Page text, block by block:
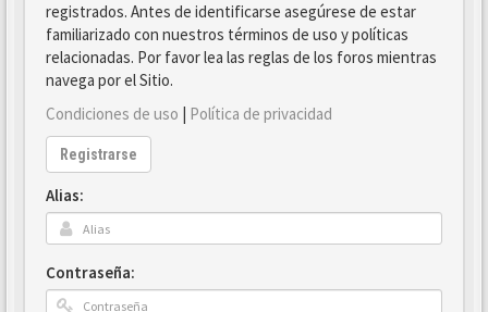
registrados. Antes de identificarse asegúrese de estar
familiarizado con nuestros términos de uso y políticas
relacionadas. Por favor lea las reglas de los foros mientras
navega por el Sitio.
Condiciones de uso | Política de privacidad
Registrarse
Alias:
Contraseña: